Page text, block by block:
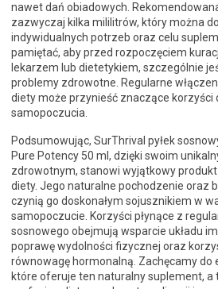
nawet dań obiadowych.
zazwyczaj kilka mililitrów, który można
indywidualnych potrzeb oraz celu
pamiętać, aby przed rozpoczęciem
lekarzem lub dietetykiem, szczególnie
problemy zdrowotne. Regularne
diety może przynieść znaczące korzyści
samopoczucia.
Podsumowując, SurThrival pyłek
Pure Potency 50 ml, dzięki swoim
zdrowotnym, stanowi wyjątkowy
diety. Jego naturalne pochodzenie oraz
czynią go doskonałym sojusznikiem w
samopoczucie. Korzyści płynące z
sosnowego obejmują wsparcie układu
poprawę wydolności fizycznej oraz
równowagę hormonalną. Zachęcamy do
które oferuje ten naturalny suplement, a